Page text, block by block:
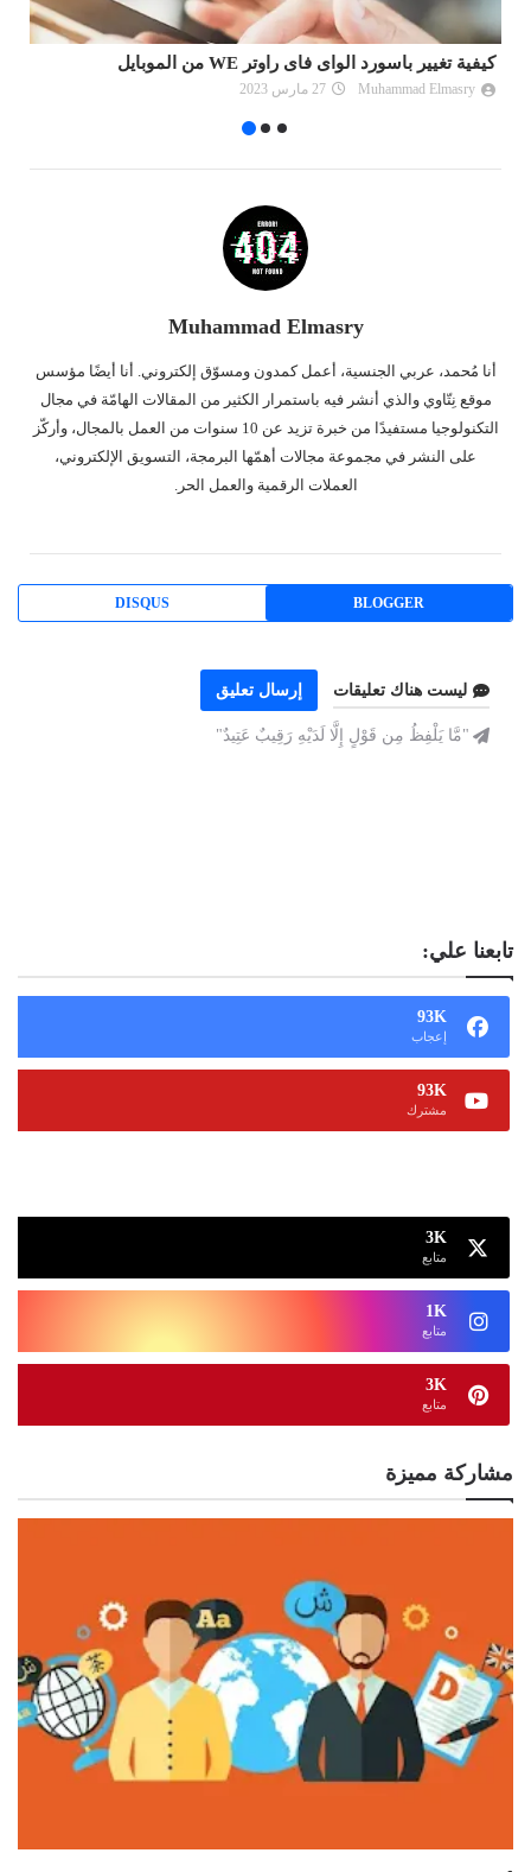
تسريع ويندوز 10 | 11 إلى أقصى حد مجانا 2026
Muhammad Elmasry 03 يونيو 2024
Muhammad Elmasry
أنا مُحمد، عربي الجنسية، أعمل كمدون ومسوّق إلكتروني. أنا أيضًا مؤسس
موقع نِتّاوي والذي أنشر فيه باستمرار الكثير من المقالات الهامّة في مجال
التكنولوجيا مستفيدًا من خبرة تزيد عن 10 سنوات من العمل بالمجال، وأركّز
على النشر في مجموعة مجالات أهمّها البرمجة، التسويق الإلكتروني،
العملات الرقمية والعمل الحر.
BLOGGER
DISQUS
ليست هناك تعليقات إرسال تعليق
"مَّا يَلْفِظُ مِن قَوْلٍ إِلَّا لَدَيْهِ رَقِيبٌ عَتِيدٌ"
تابعنا علي:
93K
إعجاب
93K
مشترك
3K
متابع
1K
متابع
3K
متابع
مشاركة مميزة